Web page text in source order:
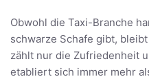
Obwohl die Taxi-Branche
schwarze Schafe gibt,
zählt nur die Zufriedenheit
etabliert sich immer mehr